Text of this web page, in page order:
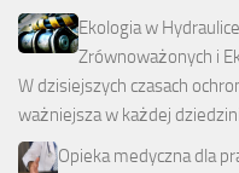
Ekologia w
Zrównoważonych i
W dzisiejszych czasach
ważniejsza w każdej
Opieka medyczna dla